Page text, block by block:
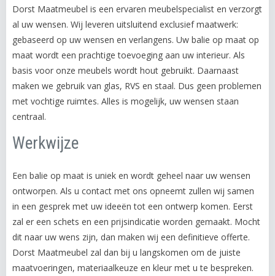
Dorst Maatmeubel is een ervaren meubelspecialist en verzorgt
al uw wensen. Wij leveren uitsluitend exclusief maatwerk:
gebaseerd op uw wensen en verlangens. Uw balie op maat op
maat wordt een prachtige toevoeging aan uw interieur. Als
basis voor onze meubels wordt hout gebruikt. Daarnaast
maken we gebruik van glas, RVS en staal. Dus geen problemen
met vochtige ruimtes. Alles is mogelijk, uw wensen staan
centraal.
Werkwijze
Een balie op maat is uniek en wordt geheel naar uw wensen
ontworpen. Als u contact met ons opneemt zullen wij samen
in een gesprek met uw ideeën tot een ontwerp komen. Eerst
zal er een schets en een prijsindicatie worden gemaakt. Mocht
dit naar uw wens zijn, dan maken wij een definitieve offerte.
Dorst Maatmeubel zal dan bij u langskomen om de juiste
maatvoeringen, materiaalkeuze en kleur met u te bespreken.